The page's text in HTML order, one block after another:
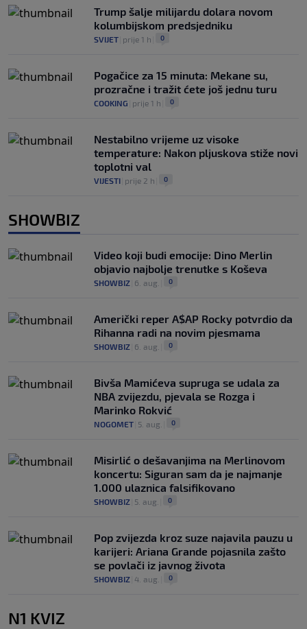
Trump šalje milijardu dolara novom
kolumbijskom predsjedniku
SVIJET prije 1 h 0
Pogačice za 15 minuta: Mekane su,
prozračne i tražit ćete još jednu turu
COOKING prije 1 h 0
Nestabilno vrijeme uz visoke
temperature: Nakon pljuskova stiže novi
toplotni val
VIJESTI prije 2 h 0
SHOWBIZ
Video koji budi emocije: Dino Merlin
objavio najbolje trenutke s Koševa
SHOWBIZ 6. aug. 0
Američki reper A$AP Rocky potvrdio da
Rihanna radi na novim pjesmama
SHOWBIZ 6. aug. 0
Bivša Mamićeva supruga se udala za
NBA zvijezdu, pjevala se Rozga i
Marinko Rokvić
NOGOMET 5. aug. 0
Misirlić o dešavanjima na Merlinovom
koncertu: Siguran sam da je najmanje
1.000 ulaznica falsifikovano
SHOWBIZ 5. aug. 0
Pop zvijezda kroz suze najavila pauzu u
karijeri: Ariana Grande pojasnila zašto
se povlači iz javnog života
SHOWBIZ 4. aug. 0
N1 KVIZ